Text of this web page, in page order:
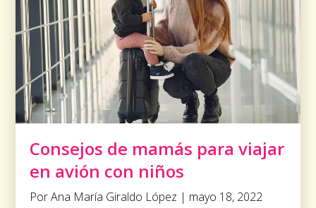
Consejos de mamás para viajar
en avión con niños
Por Ana María Giraldo López | mayo 18, 2022